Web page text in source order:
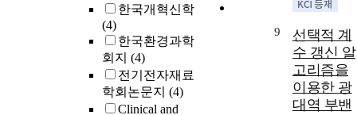
한국개혁신학
(4)
한국환경과학
회지 (4)
전기전자재료
학회논문지 (4)
Clinical and
9
선택적 계
수 갱신 알
고리즘을
이용한 광
대역 부밴